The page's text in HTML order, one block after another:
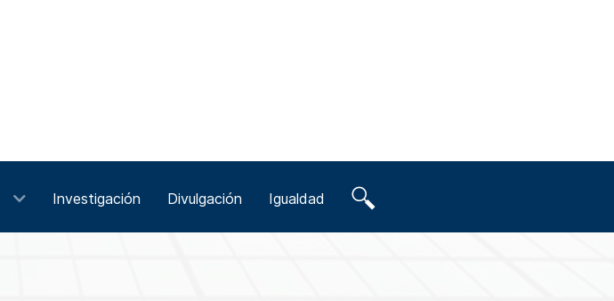
Investigación Divulgación Igualdad